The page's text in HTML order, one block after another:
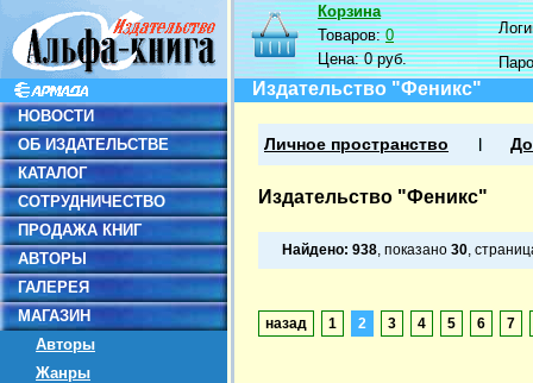
НОВОСТИ
ОБ ИЗДАТЕЛЬСТВЕ
КАТАЛОГ
СОТРУДНИЧЕСТВО
ПРОДАЖА КНИГ
АВТОРЫ
ГАЛЕРЕЯ
МАГАЗИН
Авторы
Жанры
Корзина
Товаров:0
Цена:0 руб.
Издательство "Феникс"
Личное пространство
Издательство "Феникс"
Найдено: 938, показано 30,
назад 1 2 3 4 5 6 7